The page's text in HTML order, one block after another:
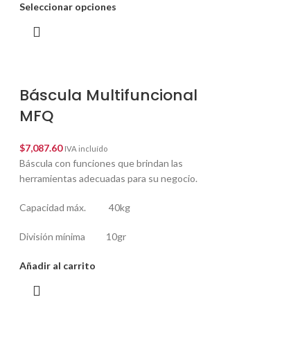
Seleccionar opciones
Báscula Multifuncional
MFQ
$7,087.60 IVA incluído
Báscula con funciones que brindan las
herramientas adecuadas para su negocio.
Capacidad máx. 40kg
División mínima 10gr
Añadir al carrito